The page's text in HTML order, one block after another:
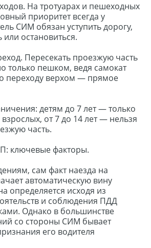
На тротуарах и пешеходных
приоритет всегда у
СИМ обязан уступить дорогу,
или остановиться.
Пересекать проезжую часть
только пешком, ведя самокат
переходу верхом — прямое
детям до 7 лет — только
от 7 до 14 лет — нельзя
часть.
ключевые факторы.
сам факт наезда на
автоматическую вину
определяется исходя из
и соблюдения ПДД
Однако в большинстве
со стороны СИМ бывает
его водителя